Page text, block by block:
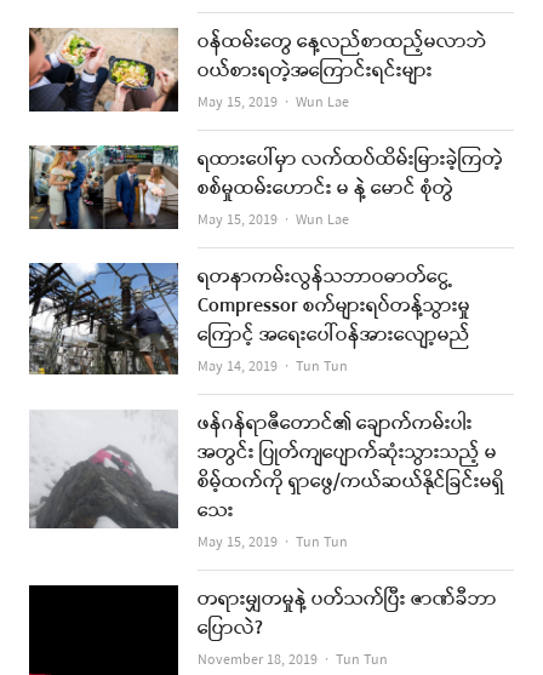
ဝန်ထမ်းတွေ နေ့လည်စာထည့်မလာဘဲ
ဝယ်စားရတဲ့အကြောင်းရင်းများ
May 15, 2019 Author
Wun Lae
ရထားပေါ်မှာ လက်ထပ်ထိမ်းမြားခဲ့ကြတဲ့
စစ်မှုထမ်းဟောင်း မ နဲ့ မောင် စုံတွဲ
May 15, 2019 Author
Wun Lae
ရတနာကမ်းလွန်သဘာဝဓာတ်ငွေ့
Compressor စက်များရပ်တန့်သွားမှု
ကြောင့် အရေးပေါ်ဝန်အားလျော့မည်
May 14, 2019 Author
Tun Tun
ဖန်ဂန်ရာဇီတောင်၏ ချောက်ကမ်းပါး
အတွင်း ပြုတ်ကျပျောက်ဆုံးသွားသည့် မ
စိမ့်ထက်ကို ရှာဖွေ/ကယ်ဆယ်နိုင်ခြင်းမရှိ
သေး
May 15, 2019 Author
Tun Tun
တရားမျှတမှုနဲ့ ပတ်သက်ပြီး ဇာဏ်ခီဘာ
ပြောလဲ?
November 18, 2019 Author
Tun Tun